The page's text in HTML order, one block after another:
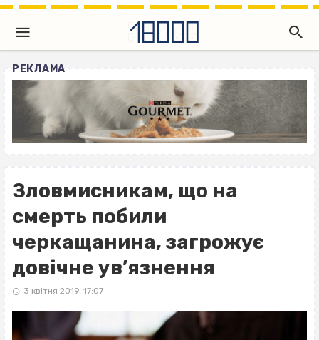
РЕКЛАМА
Зловмисникам, що на
смерть побили
черкащанина, загрожує
довічне ув’язнення
3 квітня 2019, 17:07